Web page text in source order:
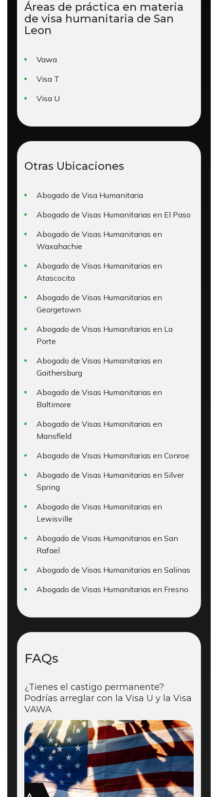
Áreas de práctica en materia
de visa humanitaria de San
Leon
Vawa
Visa T
Visa U
Otras Ubicaciones
Abogado de Visa Humanitaria
Abogado de Visas Humanitarias en El Paso
Abogado de Visas Humanitarias en
Waxahachie
Abogado de Visas Humanitarias en
Atascocita
Abogado de Visas Humanitarias en
Georgetown
Abogado de Visas Humanitarias en La
Porte
Abogado de Visas Humanitarias en
Gaithersburg
Abogado de Visas Humanitarias en
Baltimore
Abogado de Visas Humanitarias en
Mansfield
Abogado de Visas Humanitarias en Conroe
Abogado de Visas Humanitarias en Silver
Spring
Abogado de Visas Humanitarias en
Lewisville
Abogado de Visas Humanitarias en San
Rafael
Abogado de Visas Humanitarias en Salinas
Abogado de Visas Humanitarias en Fresno
FAQs
¿Tienes el castigo permanente?
Podrías arreglar con la Visa U y la Visa
VAWA